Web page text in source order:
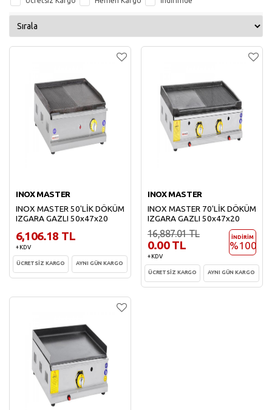
INOX MASTER
INOX MASTER 50'LİK DÖKÜM
IZGARA GAZLI 50x47x20
6,106.18 TL
+ KDV
ÜCRETSİZ KARGO AYNI GÜN KARGO
INOX MASTER
INOX MASTER 70'LİK DÖKÜM
IZGARA GAZLI 50x47x20
16,887.01 TL
0.00 TL
+ KDV
İNDİRİM
%100
ÜCRETSİZ KARGO AYNI GÜN KARGO